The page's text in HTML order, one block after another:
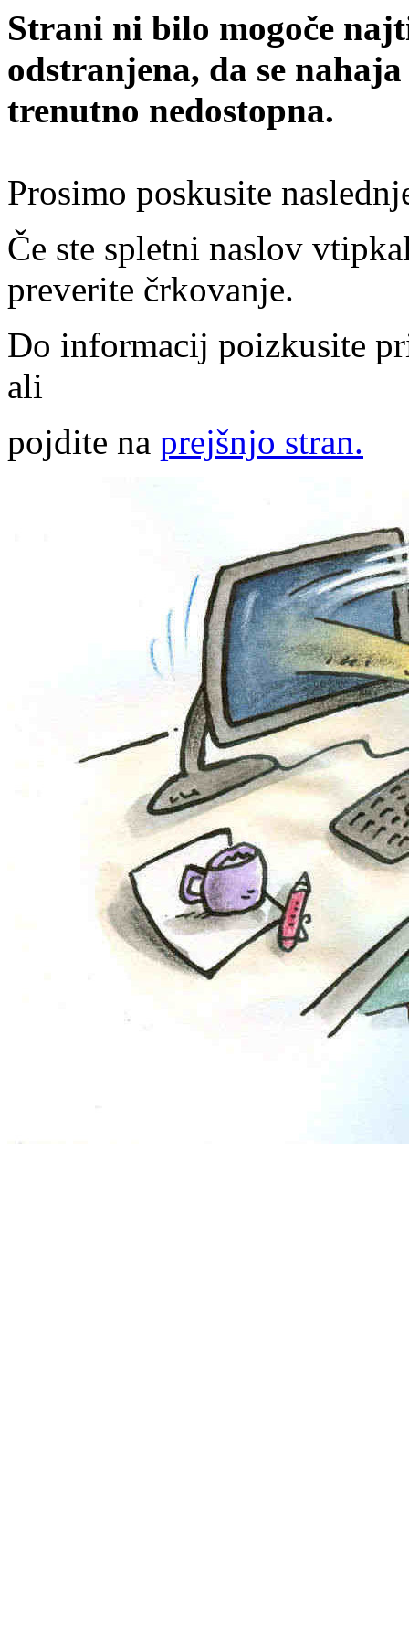
Strani ni bilo mogoče
odstranjena, da se
trenutno nedostopna.
Prosimo poskusite
Če ste spletni naslov
preverite črkovanje.
Do informacij poizkusite
ali
pojdite na prejšnjo stran.